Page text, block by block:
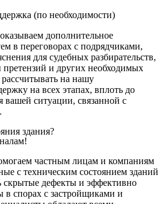
(по необходимости)
дополнительное
в переговорах с подрядчиками,
для судебных разбирательств,
претензий и других необходимых
на нашу
на всех этапах, вплоть до
вашей ситуации, связанной с
здания?
частным лицам и компаниям
с техническим состоянием зданий
скрытые дефекты и эффективно
в спорах с застройщиками и